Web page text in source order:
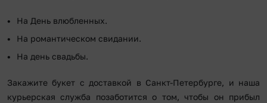
На День влюбленных.
На романтическом свидании.
На день свадьбы.
Закажите букет с доставкой в Санкт-Петербурге, и наша
курьерская служба позаботится о том, чтобы он прибыл